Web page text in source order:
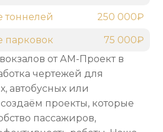
от АМ-Проект в
чертежей для
автобусных или
проекты, которые
пассажиров,
тоннелей 250 000₽
парковок 75 000₽